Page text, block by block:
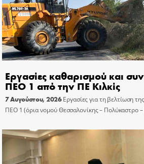
Εργασίες καθαρισμού και
ΠΕΟ 1 από την ΠΕ Κιλκίς
7 Αυγούστου, 2026 Εργασίες για τη βελτίωση
ΠΕΟ 1 (όρια νομού Θεσσαλονίκης – Πολύκαστρο